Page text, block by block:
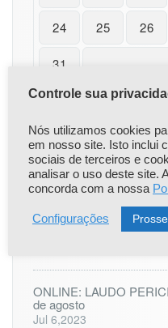
24 25 26
31
« nov
Popular | Recent |
Comunicado Importante
ONLINE: LAUDO
de agosto
Jul 6,2023
Controle sua
Nós utilizamos cookies
em nosso site. Isto inclui
sociais de terceiros e
analisar o uso deste site.
concorda com a nossa
Configurações